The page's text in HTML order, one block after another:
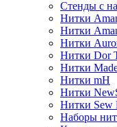
Стенды с
Нитки
Нитки
Нитки
Нитки Dor
Нитки
Нитки mH
Нитки
Нитки Sew
Наборы